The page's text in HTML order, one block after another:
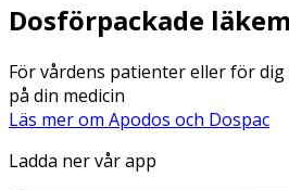
Dosförpackade
För vårdens patienter eller för
på din medicin
Läs mer om Apodos och Dospac
Ladda ner vår app